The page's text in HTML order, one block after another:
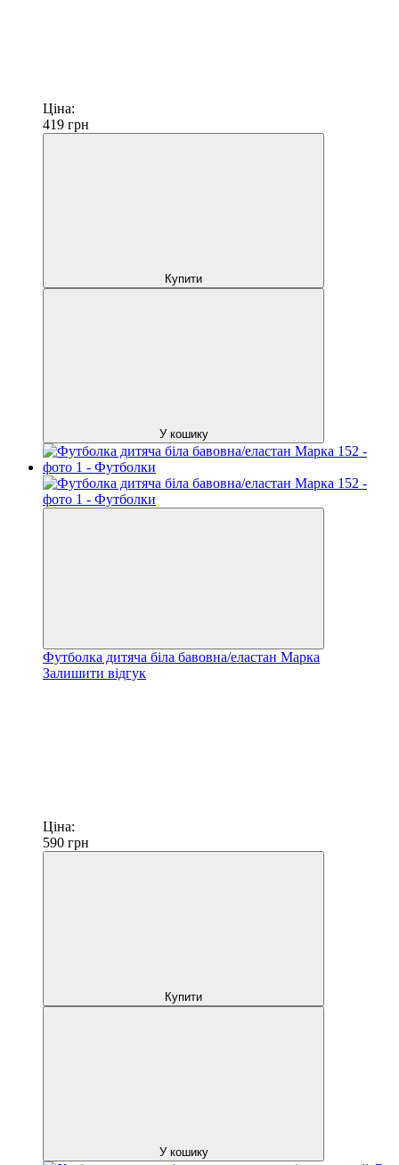
Ціна:
419 грн
Купити
У кошику
Футболка дитяча біла бавовна/еластан Марка
Залишити відгук
Ціна:
590 грн
Купити
У кошику